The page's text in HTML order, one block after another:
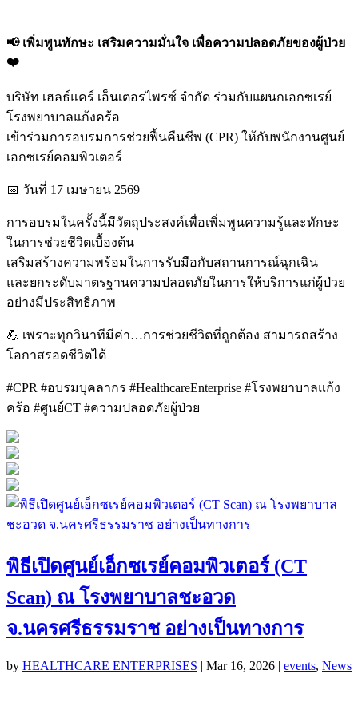
📢 เพิ่มพูนทักษะ เสริมความมั่นใจ เพื่อความปลอดภัยของผู้ป่วย
❤️
บริษัท เฮลธ์แคร์ เอ็นเตอรไพรซ์ จำกัด ร่วมกับแผนกเอกซเรย์
โรงพยาบาลแก้งคร้อ
เข้าร่วมการอบรมการช่วยฟื้นคืนชีพ (CPR) ให้กับพนักงานศูนย์
เอกซเรย์คอมพิวเตอร์
📅 วันที่ 17 เมษายน 2569
การอบรมในครั้งนี้มีวัตถุประสงค์เพื่อเพิ่มพูนความรู้และทักษะ
ในการช่วยชีวิตเบื้องต้น
เสริมสร้างความพร้อมในการรับมือกับสถานการณ์ฉุกเฉิน
และยกระดับมาตรฐานความปลอดภัยในการให้บริการแก่ผู้ป่วย
อย่างมีประสิทธิภาพ
💪 เพราะทุกวินาทีมีค่า…การช่วยชีวิตที่ถูกต้อง สามารถสร้าง
โอกาสรอดชีวิตได้
#CPR #อบรมบุคลากร #HealthcareEnterprise #โรงพยาบาลแก้ง
คร้อ #ศูนย์CT #ความปลอดภัยผู้ป่วย
พิธีเปิดศูนย์เอ็กซเรย์คอมพิวเตอร์ (CT
Scan) ณ โรงพยาบาลชะอวด
จ.นครศรีธรรมราช อย่างเป็นทางการ
by HEALTHCARE ENTERPRISES | Mar 16, 2026 | events, News